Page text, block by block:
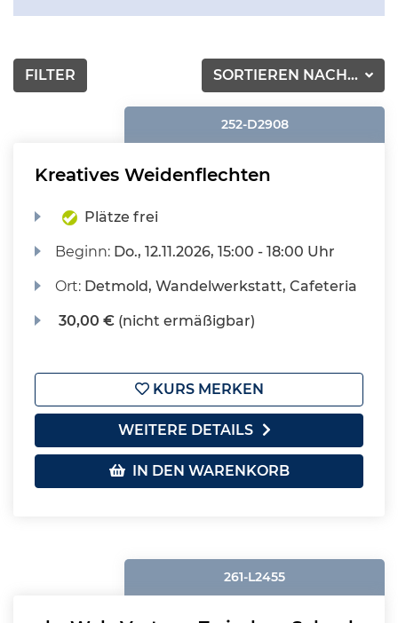
SORTIEREN NACH...
FILTER
252-D2908
Kreatives Weidenflechten
Plätze frei
Beginn: Do., 12.11.2026, 15:00 - 18:00 Uhr
Ort: Detmold, Wandelwerkstatt, Cafeteria
30,00 € (nicht ermäßigbar)
KURS MERKEN
WEITERE DETAILS
IN DEN WARENKORB
261-L2455